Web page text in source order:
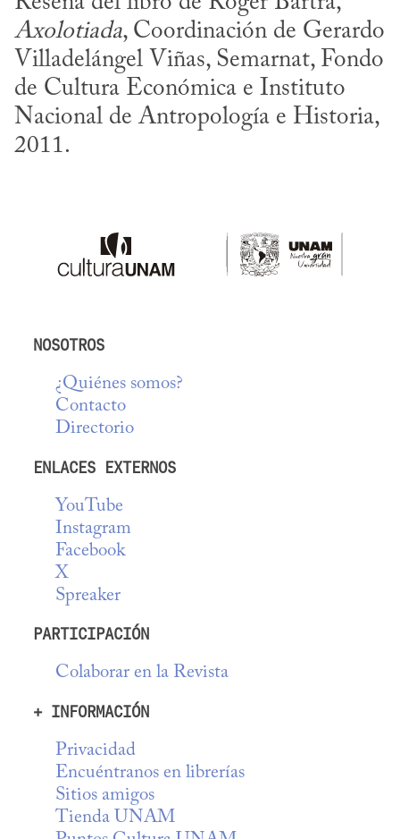
Axolotiada, Coordinación de Gerardo
Villadelángel Viñas, Semarnat, Fondo
de Cultura Económica e Instituto
Nacional de Antropología e Historia,
2011.
NOSOTROS
¿Quiénes somos?
Contacto
Directorio
ENLACES EXTERNOS
YouTube
Instagram
Facebook
X
Spreaker
PARTICIPACIÓN
Colaborar en la Revista
+ INFORMACIÓN
Privacidad
Encuéntranos en librerías
Sitios amigos
Tienda UNAM